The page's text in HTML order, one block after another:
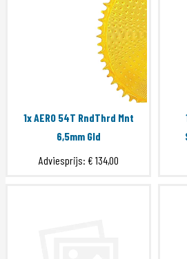
1x AERO 54T RndThrd Mnt
6,5mm Gld
Adviesprijs: € 134,00